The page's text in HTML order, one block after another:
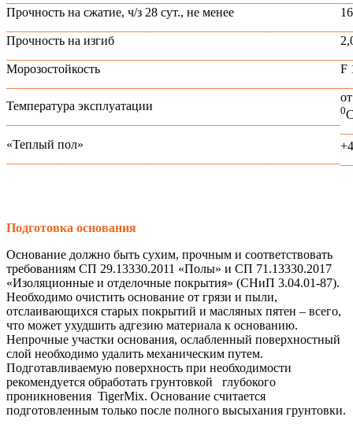
Прочность на сжатие, ч/з 28 сут., не менее
Прочность на изгиб
Морозостойкость
F
Температура эксплуатации
0
«Теплый пол»
Подготовка основания
Основание должно быть сухим, прочным и соответствовать
требованиям СП 29.13330.2011 «Полы» и СП 71.13330.2017
«Изоляционные и отделочные покрытия» (СНиП 3.04.01-87).
Необходимо очистить основание от грязи и пыли,
отслаивающихся старых покрытий и масляных пятен – всего,
что может ухудшить адгезию материала к основанию.
Непрочные участки основания, ослабленный поверхностный
слой необходимо удалить механическим путем.
Подготавливаемую поверхность при необходимости
рекомендуется обработать грунтовкой глубокого
проникновения TigerMix. Основание считается
подготовленным только после полного высыхания грунтовки.